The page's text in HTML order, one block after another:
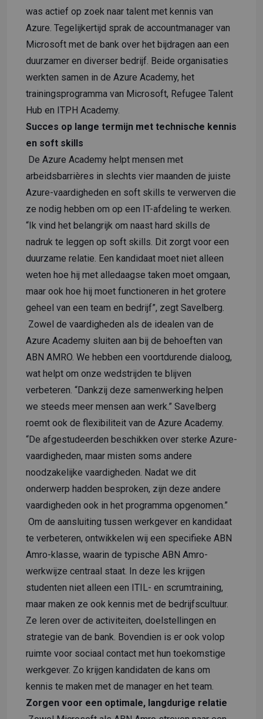
was actief op zoek naar talent met kennis van
Azure. Tegelijkertijd sprak de accountmanager van
Microsoft met de bank over het bijdragen aan een
duurzamer en diverser bedrijf. Beide organisaties
werkten samen in de Azure Academy, het
trainingsprogramma van Microsoft, Refugee Talent
Hub en ITPH Academy.
Succes op lange termijn met technische kennis
en soft skills
De Azure Academy helpt mensen met
arbeidsbarrières in slechts vier maanden de juiste
Azure-vaardigheden en soft skills te verwerven die
ze nodig hebben om op een IT-afdeling te werken.
“Ik vind het belangrijk om naast hard skills de
nadruk te leggen op soft skills. Dit zorgt voor een
duurzame relatie. Een kandidaat moet niet alleen
weten hoe hij met alledaagse taken moet omgaan,
maar ook hoe hij moet functioneren in het grotere
geheel van een team en bedrijf”, zegt Savelberg.
Zowel de vaardigheden als de idealen van de
Azure Academy sluiten aan bij de behoeften van
ABN AMRO. We hebben een voortdurende dialoog,
wat helpt om onze wedstrijden te blijven
verbeteren. “Dankzij deze samenwerking helpen
we steeds meer mensen aan werk.” Savelberg
roemt ook de flexibiliteit van de Azure Academy.
“De afgestudeerden beschikken over sterke Azure-
vaardigheden, maar misten soms andere
noodzakelijke vaardigheden. Nadat we dit
onderwerp hadden besproken, zijn deze andere
vaardigheden ook in het programma opgenomen.”
Om de aansluiting tussen werkgever en kandidaat
te verbeteren, ontwikkelen wij een specifieke ABN
Amro-klasse, waarin de typische ABN Amro-
werkwijze centraal staat. In deze les krijgen
studenten niet alleen een ITIL- en scrumtraining,
maar maken ze ook kennis met de bedrijfscultuur.
Ze leren over de activiteiten, doelstellingen en
strategie van de bank. Bovendien is er ook volop
ruimte voor sociaal contact met hun toekomstige
werkgever. Zo krijgen kandidaten de kans om
kennis te maken met de manager en het team.
Zorgen voor een optimale, langdurige relatie